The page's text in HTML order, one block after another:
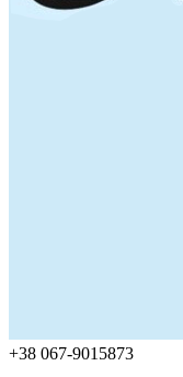
+38 067-9015873